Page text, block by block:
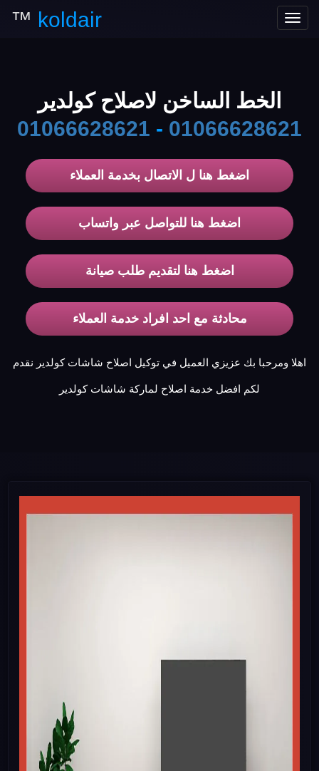
Toggle
koldair
™
الخط الساخن لاصلاح كولدير
01066628621
-
01066628621
اضغط هنا ل الاتصال بخدمة العملاء
اضغط هنا للتواصل عبر واتساب
اضغط هنا لتقديم طلب صيانة
محادثة مع احد افراد خدمة العملاء
اهلا ومرحبا بك عزيزي العميل في توكيل اصلاح شاشات كولدير نقدم
لكم افضل خدمة اصلاح لماركة شاشات كولدير